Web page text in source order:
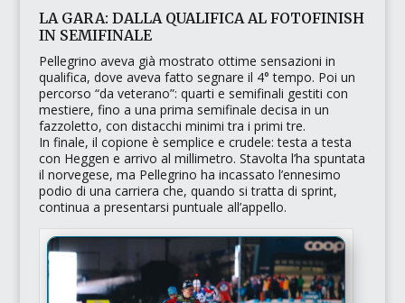
LA GARA: DALLA QUALIFICA AL FOTOFINISH
IN SEMIFINALE
Pellegrino aveva già mostrato ottime sensazioni in
qualifica, dove aveva fatto segnare il 4° tempo. Poi un
percorso “da veterano”: quarti e semifinali gestiti con
mestiere, fino a una prima semifinale decisa in un
fazzoletto, con distacchi minimi tra i primi tre.
In finale, il copione è semplice e crudele: testa a testa
con Heggen e arrivo al millimetro. Stavolta l’ha spuntata
il norvegese, ma Pellegrino ha incassato l’ennesimo
podio di una carriera che, quando si tratta di sprint,
continua a presentarsi puntuale all’appello.